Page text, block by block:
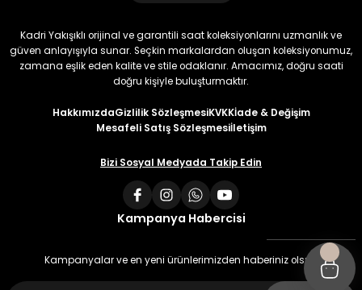
Kadri Yakışıklı orijinal ve garantili saat koleksiyonlarını uzmanlık ve
güven anlayışıyla sunar. Seçkin markalardan oluşan koleksiyonumuz,
zamana eşlik eden kalite ve stile odaklanır. Amacımız, doğru saati
doğru kişiyle buluşturmaktır.
HakkımızdaGizlilik SözleşmesiKVKKİade & Değişim
Mesafeli Satış Sözleşmesiİletişim
Bizi Sosyal Medyada Takip Edin
Kampanya Habercisi
Kampanyalar ve en yeni ürünlerimizden haberiniz olsun